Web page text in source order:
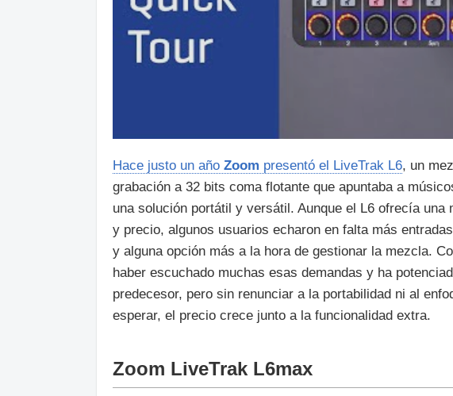
Hace justo un año Zoom presentó el LiveTrak L6, un
grabación a 32 bits coma flotante que apuntaba a
una solución portátil y versátil. Aunque el L6 ofrecía una
y precio, algunos usuarios echaron en falta más
y alguna opción más a la hora de gestionar la mezcla.
haber escuchado muchas esas demandas y ha
predecesor, pero sin renunciar a la portabilidad ni al
esperar, el precio crece junto a la funcionalidad extra.
Zoom LiveTrak L6max